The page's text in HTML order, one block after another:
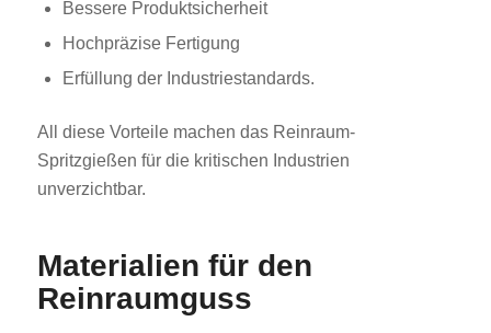
Bessere Produktsicherheit
Hochpräzise Fertigung
Erfüllung der Industriestandards.
All diese Vorteile machen das Reinraum-
Spritzgießen für die kritischen Industrien
unverzichtbar.
Materialien für den
Reinraumguss